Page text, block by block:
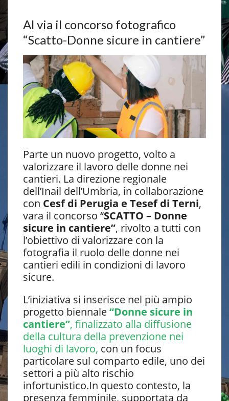
Al via il concorso fotografico
“Scatto-Donne sicure in cantiere”
Parte un nuovo progetto, volto a
valorizzare il lavoro delle donne nei
cantieri. La direzione regionale
dell’Inail dell’Umbria, in collaborazione
con Cesf di Perugia e Tesef di Terni,
vara il concorso “SCATTO – Donne
sicure in cantiere”, rivolto a tutti con
l’obiettivo di valorizzare con la
fotografia il ruolo delle donne nei
cantieri edili in condizioni di lavoro
sicure.
L’iniziativa si inserisce nel più ampio
progetto biennale“Donne sicure in
cantiere”, finalizzato alla diffusione
della cultura della prevenzione nei
luoghi di lavoro, con un focus
particolare sul comparto edile, uno dei
settori a più alto rischio
infortunistico.In questo contesto, la
presenza femminile, supportata da